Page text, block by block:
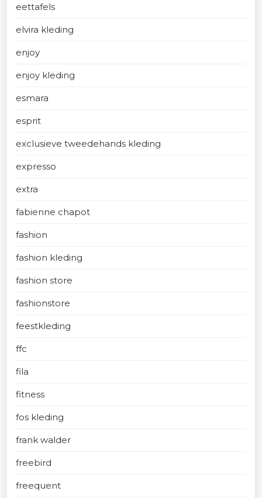
eettafels
elvira kleding
enjoy
enjoy kleding
esmara
esprit
exclusieve tweedehands kleding
expresso
extra
fabienne chapot
fashion
fashion kleding
fashion store
fashionstore
feestkleding
ffc
fila
fitness
fos kleding
frank walder
freebird
freequent